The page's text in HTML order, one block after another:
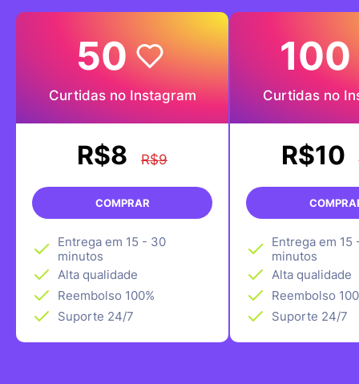
50
Curtidas no Instagram
R$8 R$9
COMPRAR
Entrega em 15 - 30
minutos
Alta qualidade
Reembolso 100%
Suporte 24/7
100
Curtidas no
R$10
Entrega em 15
minutos
Alta qualidade
Reembolso
Suporte 24/7